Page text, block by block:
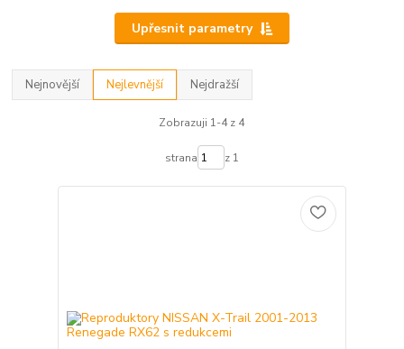
Upřesnit parametry
Nejnovější Nejlevnější Nejdražší
Zobrazuji 1-4 z 4
strana z 1